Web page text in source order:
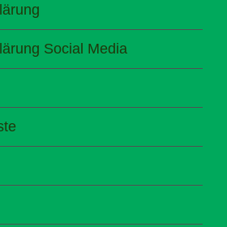
Social Media